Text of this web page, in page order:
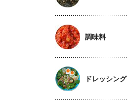
調味料
ドレッシング